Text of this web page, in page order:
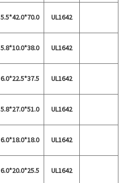
5.5*42.0*70.0 UL1642
5.8*10.0*38.0 UL1642
6.0*22.5*37.5 UL1642
5.8*27.0*51.0 UL1642
6.0*18.0*18.0 UL1642
6.0*20.0*25.5 UL1642